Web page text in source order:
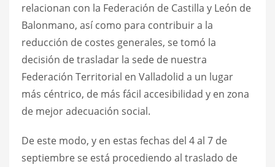
relacionan con la Federación de Castilla y León de
Balonmano, así como para contribuir a la
reducción de costes generales, se tomó la
decisión de trasladar la sede de nuestra
Federación Territorial en Valladolid a un lugar
más céntrico, de más fácil accesibilidad y en zona
de mejor adecuación social.
De este modo, y en estas fechas del 4 al 7 de
septiembre se está procediendo al traslado de